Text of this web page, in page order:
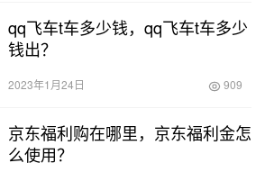
qq飞车t车多少钱，qq飞车t车多少
钱出？
2023年1月24日 909
京东福利购在哪里，京东福利金怎
么使用？